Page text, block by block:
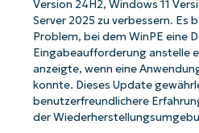
Version 24H2, Windows 11
Server 2025 zu verbessern. Es
Problem, bei dem WinPE eine
Eingabeaufforderung anstelle
anzeigte, wenn eine
konnte. Dieses Update
benutzerfreundlichere
der